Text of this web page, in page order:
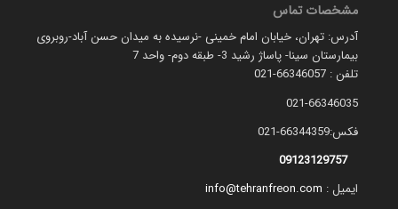
مشخصات تماس
آدرس: تهران، خیابان امام خمینی -نرسیده به میدان حسن آباد-روبروی
بیمارستان سینا- پاساژ رشید 3- طبقه دوم- واحد 7
تلفن : 66346057-021
021-66346035
فکس:66344359-021
09123129757
ایمیل : info@tehranfreon.com